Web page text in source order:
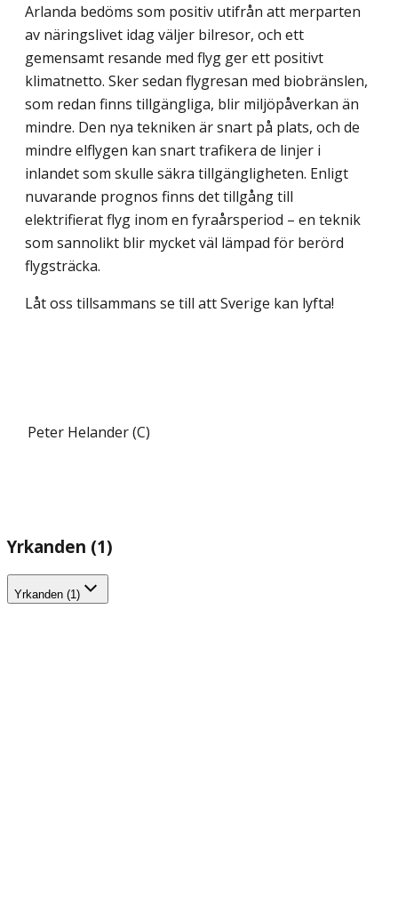
Arlanda bedöms som positiv utifrån att merparten
av näringslivet idag väljer bilresor, och ett
gemensamt resande med flyg ger ett positivt
klimatnetto. Sker sedan flygresan med biobränslen,
som redan finns tillgängliga, blir miljöpåverkan än
mindre. Den nya tekniken är snart på plats, och de
mindre elflygen kan snart trafikera de linjer i
inlandet som skulle säkra tillgängligheten. Enligt
nuvarande prognos finns det tillgång till
elektrifierat flyg inom en fyraårsperiod – en teknik
som sannolikt blir mycket väl lämpad för berörd
flygsträcka.
Låt oss tillsammans se till att Sverige kan lyfta!
Peter Helander (C)
Yrkanden (1)
Yrkanden (1)